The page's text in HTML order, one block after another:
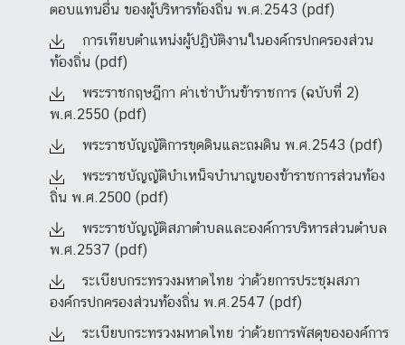
ตอบแทนอื่น ของผู้บริหารท้องถิ่น พ.ศ.2543 (pdf)
การเทียบตำแหน่งผู้ปฏิบัติงานในองค์กรปกครองส่วน
ท้องถิ่น (pdf)
พระราชกฤษฎีกา ค่าเช่าบ้านข้าราชการ (ฉบับที่ 2)
พ.ศ.2550 (pdf)
พระราชบัญญัติการขุดดินและถมดิน พ.ศ.2543 (pdf)
พระราชบัญญัติบำเหน็จบำนาญของข้าราชการส่วนท้อง
ถิ่น พ.ศ.2500 (pdf)
พระราชบัญญัติสภาตำบลและองค์การบริหารส่วนตำบล
พ.ศ.2537 (pdf)
ระเบียบกระทรวงมหาดไทย ว่าด้วยการประชุมสภา
องค์กรปกครองส่วนท้องถิ่น พ.ศ.2547 (pdf)
ระเบียบกระทรวงมหาดไทย ว่าด้วยการพัสดุขององค์การ